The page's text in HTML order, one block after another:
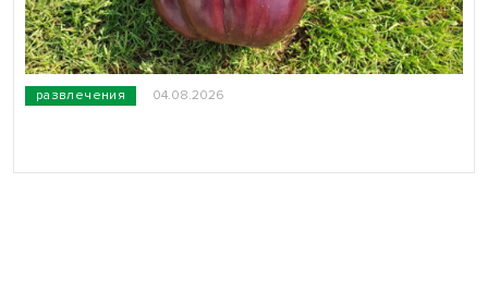
развлечения 04.08.2026